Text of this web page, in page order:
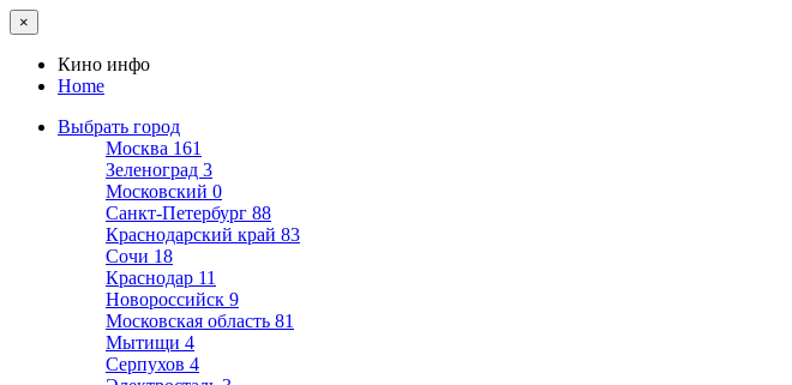
×
Кино инфо
Home
Выбрать город
Москва 161
Зеленоград 3
Московский 0
Санкт-Петербург 88
Краснодарский край 83
Сочи 18
Краснодар 11
Новороссийск 9
Московская область 81
Мытищи 4
Серпухов 4